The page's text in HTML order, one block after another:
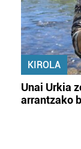
KIROLA
Unai Urkia
arrantzako